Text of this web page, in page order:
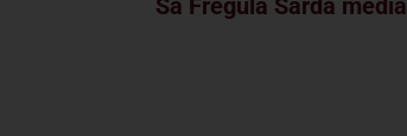
Sa Fregula Sarda media